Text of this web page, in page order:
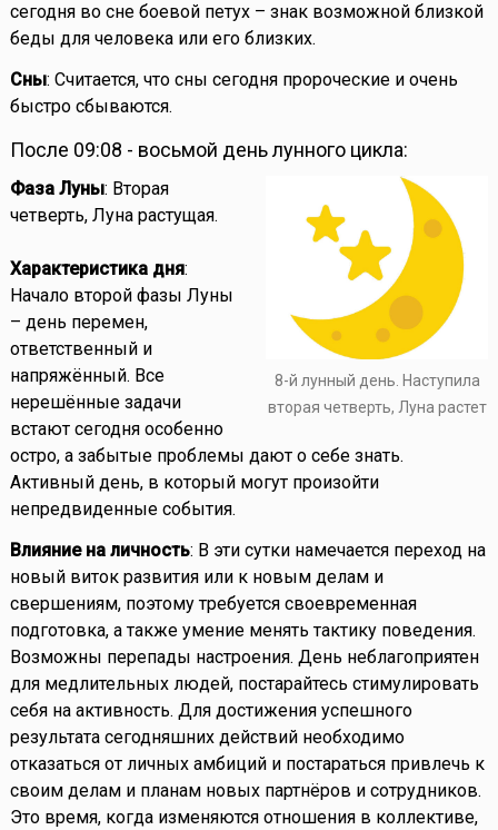
сегодня во сне боевой петух – знак возможной близкой
беды для человека или его близких.
Сны: Считается, что сны сегодня пророческие и очень
быстро сбываются.
После 09:08 - восьмой день лунного цикла:
8-й лунный день. Наступила
вторая четверть, Луна растет
Фаза Луны: Вторая
четверть, Луна растущая.
Характеристика дня:
Начало второй фазы Луны
– день перемен,
ответственный и
напряжённый. Все
нерешённые задачи
встают сегодня особенно
остро, а забытые проблемы дают о себе знать.
Активный день, в который могут произойти
непредвиденные события.
Влияние на личность: В эти сутки намечается переход на
новый виток развития или к новым делам и
свершениям, поэтому требуется своевременная
подготовка, а также умение менять тактику поведения.
Возможны перепады настроения. День неблагоприятен
для медлительных людей, постарайтесь стимулировать
себя на активность. Для достижения успешного
результата сегодняшних действий необходимо
отказаться от личных амбиций и постараться привлечь к
своим делам и планам новых партнёров и сотрудников.
Это время, когда изменяются отношения в коллективе,